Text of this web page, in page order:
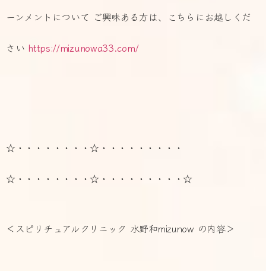
ーンメントについて ご興味ある方は、こちらにお越しくだ
さい https://mizunowa33.com/
☆・・・・・・・・☆・・・・・・・・・
☆・・・・・・・・☆・・・・・・・・・☆
＜スピリチュアルクリニック 水野和mizunow の内容＞